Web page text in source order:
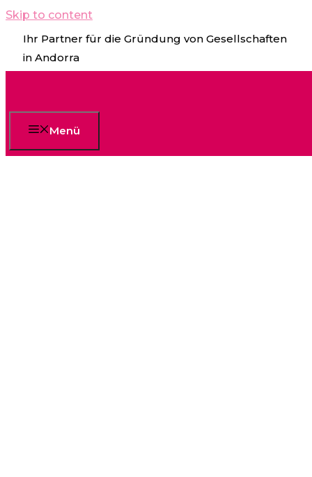
Skip to content
Ihr Partner für die Gründung von Gesellschaften
in Andorra
Menü